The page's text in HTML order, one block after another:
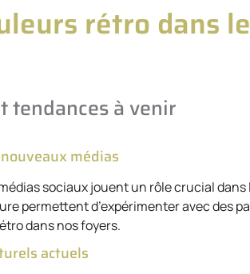
rétro dans
tendances à venir
médias
sociaux jouent un rôle crucial
permettent d’expérimenter avec des
dans nos foyers.
actuels